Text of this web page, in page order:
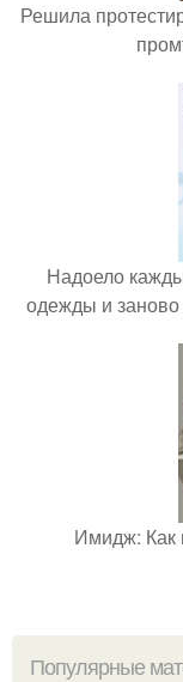
Решила
Надоело
одежды и
Имидж: Как
Популярные